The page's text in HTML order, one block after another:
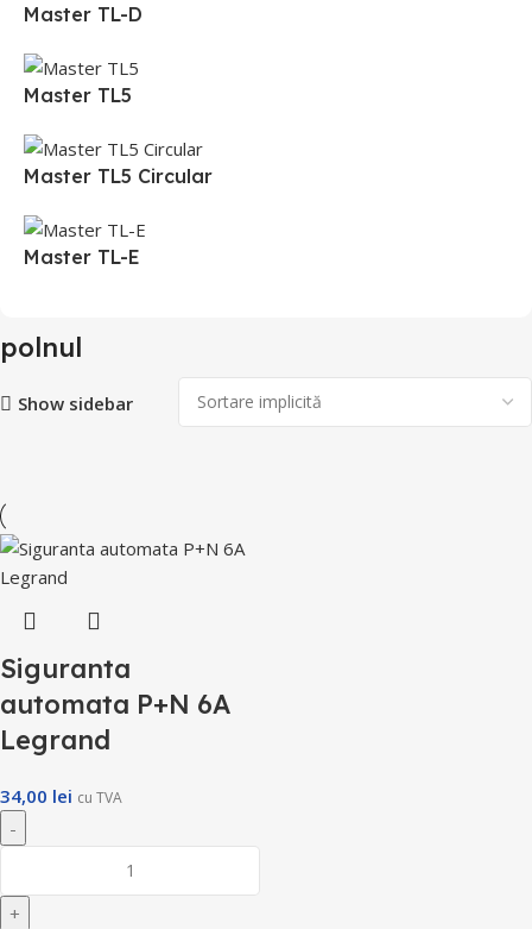
Master TL-D
Master TL5
Master TL5 Circular
Master TL-E
polnul
Show sidebar
Siguranta
automata P+N 6A
Legrand
34,00 lei cu TVA